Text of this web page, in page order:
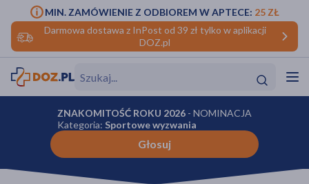
Darmowa dostawa z InPost od 39 zł tylko w aplikacji
DOZ.pl
MIN. ZAMÓWIENIE Z ODBIOREM W APTECE: 25 ZŁ
ZNAKOMITOŚĆ ROKU 2026 - NOMINACJA
Kategoria: Sportowe wyzwania
Głosuj